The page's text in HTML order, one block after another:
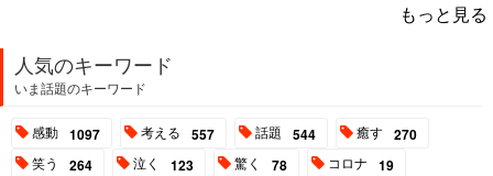
もっと見る
人気のキーワード
いま話題のキーワード
感動 1097 考える 557 話題 544 癒す 270
笑う 264 泣く 123 驚く 78 コロナ 19